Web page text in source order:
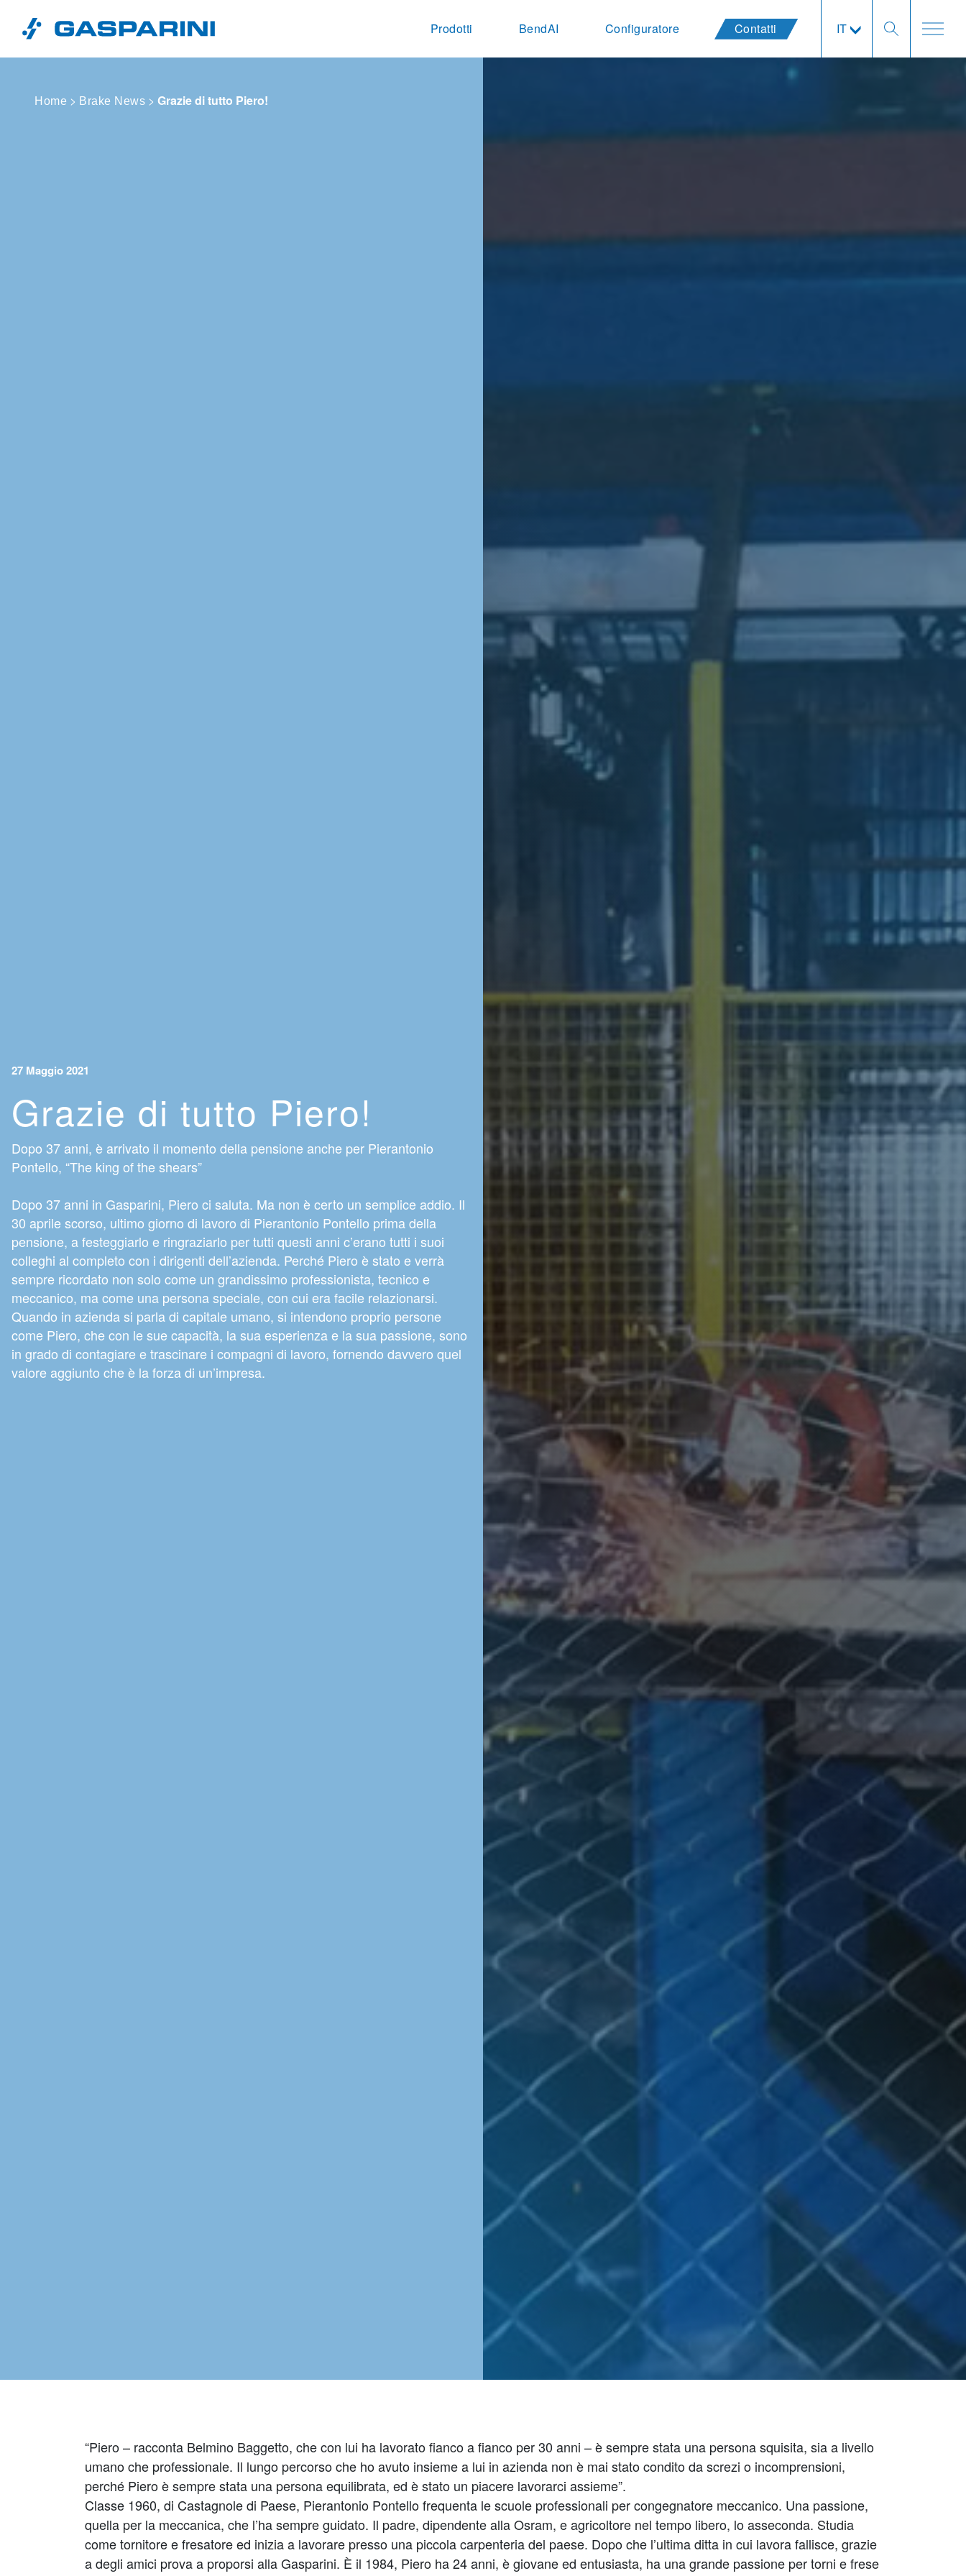
Prodotti BendAI Configuratore Contatti IT
Home > Brake News > Grazie di tutto Piero!
27 Maggio 2021
Grazie di tutto Piero!
Dopo 37 anni, è arrivato il momento della pensione anche per Pierantonio
Pontello, “The king of the shears”
Dopo 37 anni in Gasparini, Piero ci saluta. Ma non è certo un semplice addio. Il
30 aprile scorso, ultimo giorno di lavoro di Pierantonio Pontello prima della
pensione, a festeggiarlo e ringraziarlo per tutti questi anni c’erano tutti i suoi
colleghi al completo con i dirigenti dell’azienda. Perché Piero è stato e verrà
sempre ricordato non solo come un grandissimo professionista, tecnico e
meccanico, ma come una persona speciale, con cui era facile relazionarsi.
Quando in azienda si parla di capitale umano, si intendono proprio persone
come Piero, che con le sue capacità, la sua esperienza e la sua passione, sono
in grado di contagiare e trascinare i compagni di lavoro, fornendo davvero quel
valore aggiunto che è la forza di un’impresa.
“Piero – racconta Belmino Baggetto, che con lui ha lavorato fianco a fianco per 30 anni – è sempre stata una persona squisita, sia a livello
umano che professionale. Il lungo percorso che ho avuto insieme a lui in azienda non è mai stato condito da screzi o incomprensioni,
perché Piero è sempre stata una persona equilibrata, ed è stato un piacere lavorarci assieme”.
Classe 1960, di Castagnole di Paese, Pierantonio Pontello frequenta le scuole professionali per congegnatore meccanico. Una passione,
quella per la meccanica, che l’ha sempre guidato. Il padre, dipendente alla Osram, e agricoltore nel tempo libero, lo asseconda. Studia
come tornitore e fresatore ed inizia a lavorare presso una piccola carpenteria del paese. Dopo che l’ultima ditta in cui lavora fallisce, grazie
a degli amici prova a proporsi alla Gasparini. È il 1984, Piero ha 24 anni, è giovane ed entusiasta, ha una grande passione per torni e frese